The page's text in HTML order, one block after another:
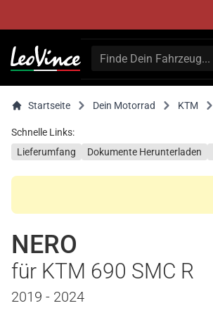
Startseite Dein Motorrad KTM
Schnelle Links:
Lieferumfang
Dokumente Herunterladen
NERO
für KTM 690 SMC R
2019 - 2024